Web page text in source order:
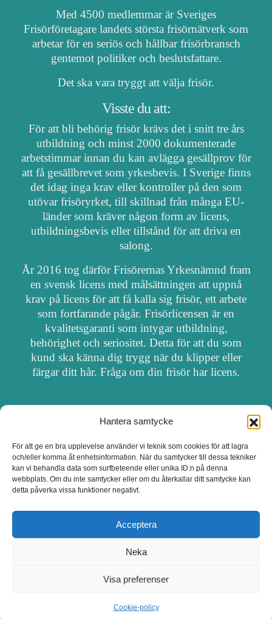
Hantera samtycke
För att ge en bra upplevelse använder vi teknik som cookies för att lagra
och/eller komma åt enhetsinformation. När du samtycker till dessa tekniker
kan vi behandla data som surfbeteende eller unika ID:n på denna
webbplats. Om du inte samtycker eller om du återkallar ditt samtycke kan
detta påverka vissa funktioner negativt.
Acceptera
Neka
Visa preferenser
Cookie-policy
Med 4500 medlemmar är Sveriges
Frisörföretagare landets största frisörnätverk som
arbetar för en seriös och hållbar frisörbransch
gentemot politiker och beslutsfattare.
Det ska vara tryggt att välja frisör.
Visste du att:
För att bli behörig frisör krävs det i snitt tre års
utbildning och minst 2000 dokumenterade
arbetstimmar innan du kan avlägga gesällprov för
att få gesällbrevet som yrkesbevis. I Sverige finns
det idag inga krav eller kontroller på den som
utövar frisöryrket, till skillnad från många EU-
länder som kräver någon form av licens,
utbildningsbevis eller tillstånd för att driva en
salong.
År 2016 tog därför Frisörernas Yrkesnämnd fram
en svensk licens med målsättningen att uppnå
krav på licens för att få kalla sig frisör, ett arbete
som fortfarande pågår. Frisörlicensen är en
kvalitetsgaranti som intygar utbildning,
behörighet och seriositet. Detta för att du som
kund ska känna dig trygg när du klipper eller
färgar ditt hår. Fråga om din frisör har licens.
OM FRISÖRSÖK
UPPDATERA SALONG